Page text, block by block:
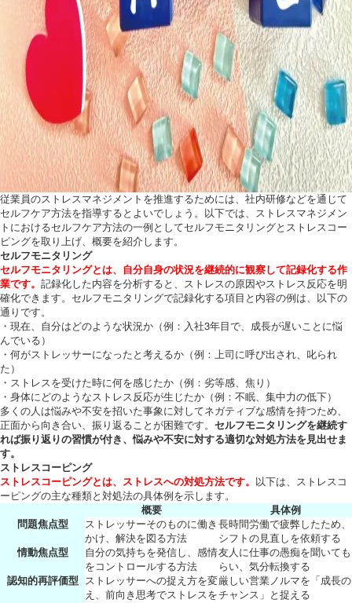
従業員のストレスマネジメントを推進するためには、社内研修などを通じて
セルフケア方法を指導するとよいでしょう。以下では、ストレスマネジメン
トにおけるセルフケア方法の一例としてセルフモニタリングとストレスコー
ピングを取り上げ、概要を紹介します。
セルフモニタリング
セルフモニタリングとは、自分自身の状況を継続的に観察して記録化する作
業です。 記録化した内容を分析すると、ストレスの原因やストレス反応を明
確化できます。セルフモニタリングで記録化する項目と内容の例は、以下の
通りです。
・現在、自分はどのような状況か（例：入社3年目で、成長が遅いことに悩
んでいる）
・何がストレッサーになったと考えるか（例：上司に呼び出され、叱られ
た）
・ストレスを受けた時に何を感じたか（例：劣等感、焦り）
・身体にどのようなストレス反応が生じたか（例：不眠、集中力の低下）
多くの人は悩みや不安を招いた事象に対してネガティブな感情を持つため、
正面から向き合い、振り返ることが困難です。 セルフモニタリングを継続す
れば振り返りの習慣が付き、悩みや不安に対する適切な対処方法を見出せま
す。
ストレスコーピング
ストレスコーピングとは、ストレスへの対処方法です。
以下は、ストレスコ
ーピングの主な種類と対処法の具体例を示します。
概要
具体例
問題焦点型
ストレッサーそのものに働き
かけ、解決を図る方法
長時間労働で疲弊したため、
シフトの見直しを依頼する
情動焦点型
自分の気持ちを発信し、感情
をコントロールする方法
友人に仕事の愚痴を聞いても
らい、気分転換する
認知的再評価型
ストレッサーへの捉え方を変
え、前向き思考でストレスを
厳しい営業ノルマを「成長の
チャンス」と捉える